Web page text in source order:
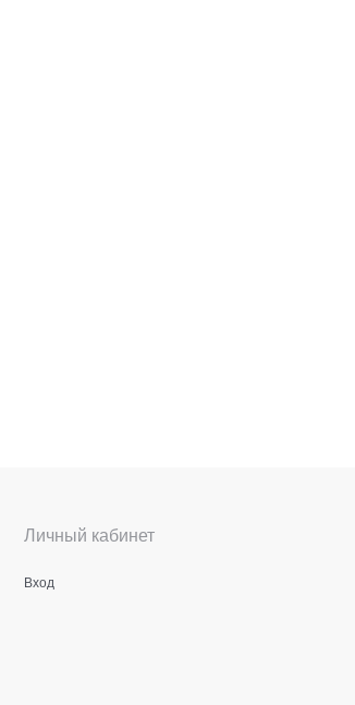
Личный кабинет
Вход